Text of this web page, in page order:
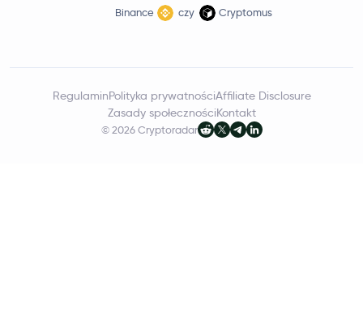
Binance
czy Cryptomus
© 2026 Cryptoradar
RegulaminPolityka prywatnościAffiliate Disclosure
Zasady społecznościKontakt